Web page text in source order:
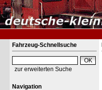
Fahrzeug-Schnellsuche
zur erweiterten Suche
Navigation